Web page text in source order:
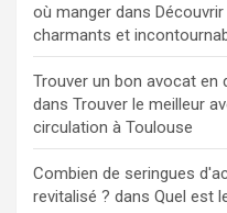
où manger dans
charmants et
Trouver un bon avocat en
dans Trouver le meilleur
circulation à Toulouse
Combien de seringues
revitalisé ? dans Quel est